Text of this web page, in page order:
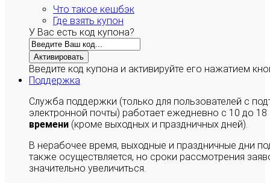
Что такое кешбэк
Где взять купон
У Вас есть код купона?
Активировать
Введите код купона и активируйте его нажатием
Поддержка
Служба поддержки (только для пользователей с
электронной почты) работает ежедневно с 10 до
времени (кроме выходных и праздничных дней).
В нерабочее время, выходные и праздничные дни
также осуществляется, но сроки рассмотрения
значительно увеличиться.